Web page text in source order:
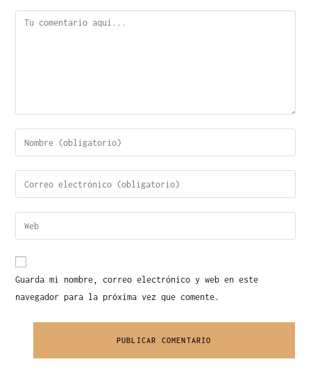
Guarda mi nombre, correo electrónico y web en este
navegador para la próxima vez que comente.